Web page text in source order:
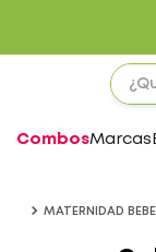
CombosMarcas
MATERNIDAD BEBE